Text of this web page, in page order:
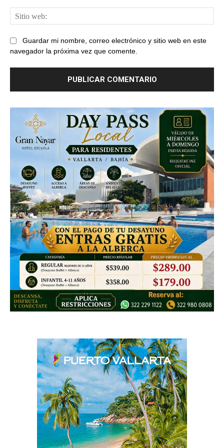
Guardar mi nombre, correo electrónico y sitio web en este
navegador la próxima vez que comente.